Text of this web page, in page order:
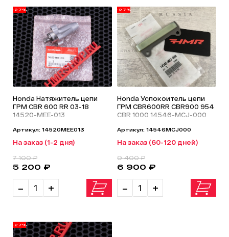
-27%
Honda Натяжитель цепи
ГРМ CBR 600 RR 03-18
14520-MEE-013
Артикул: 14520MEE013
На заказ (1-2 дня)
- +
5 200 ₽
7 100 ₽
-27%
Honda Успокоитель цепи
ГРМ CBR600RR CBR900 954
CBR 1000 14546-MCJ-000
Артикул: 14546MCJ000
На заказ (60-120 дней)
- +
6 900 ₽
9 400 ₽
-27%